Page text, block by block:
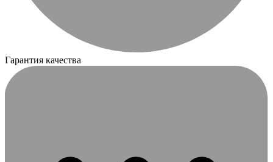
Гарантия качества